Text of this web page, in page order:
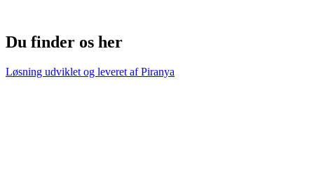
Du finder os her
Løsning udviklet og leveret afPiranya